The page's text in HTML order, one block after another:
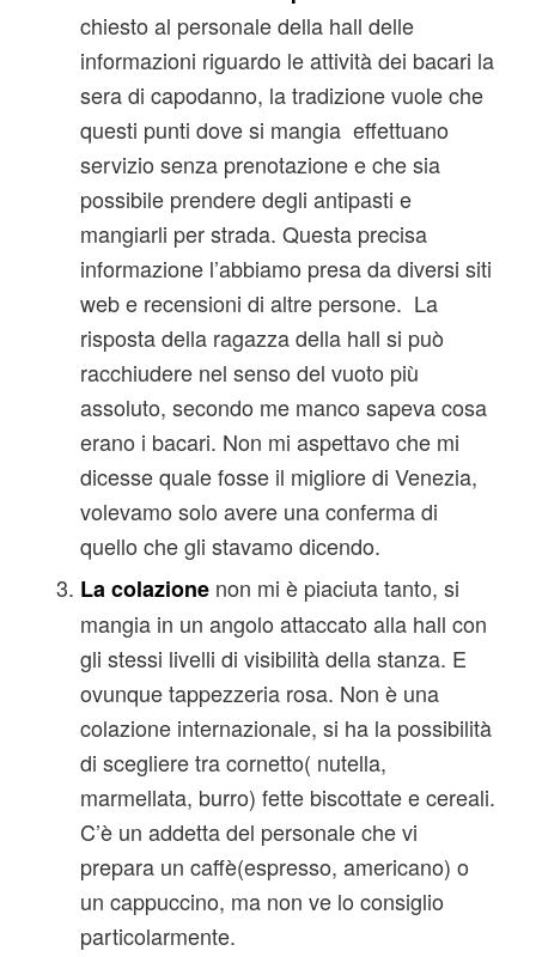
chiesto al personale della hall delle
informazioni riguardo le attività dei bacari la
sera di capodanno, la tradizione vuole che
questi punti dove si mangia effettuano
servizio senza prenotazione e che sia
possibile prendere degli antipasti e
mangiarli per strada. Questa precisa
informazione l’abbiamo presa da diversi siti
web e recensioni di altre persone. La
risposta della ragazza della hall si può
racchiudere nel senso del vuoto più
assoluto, secondo me manco sapeva cosa
erano i bacari. Non mi aspettavo che mi
dicesse quale fosse il migliore di Venezia,
volevamo solo avere una conferma di
quello che gli stavamo dicendo.
La colazionenon mi è piaciuta tanto, si
mangia in un angolo attaccato alla hall con
gli stessi livelli di visibilità della stanza. E
ovunque tappezzeria rosa. Non è una
colazione internazionale, si ha la possibilità
di scegliere tra cornetto( nutella,
marmellata, burro) fette biscottate e cereali.
C’è un addetta del personale che vi
prepara un caffè(espresso, americano) o
un cappuccino, ma non ve lo consiglio
particolarmente.